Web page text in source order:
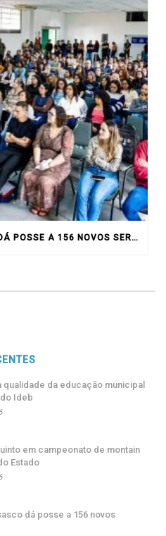
PREFEITURA DE OSASCO DÁ POSSE A 156 NOVOS SERVIDORES
qualidade da educação municipal
Ideb
em campeonato de montain
Estado
dá posse a 156 novos